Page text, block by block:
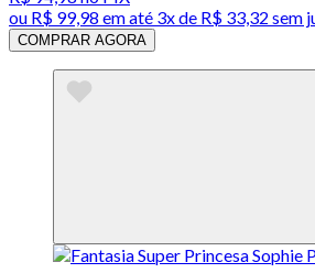
ou R$ 99,98 em até 3x de R$ 33,32 sem
COMPRAR AGORA